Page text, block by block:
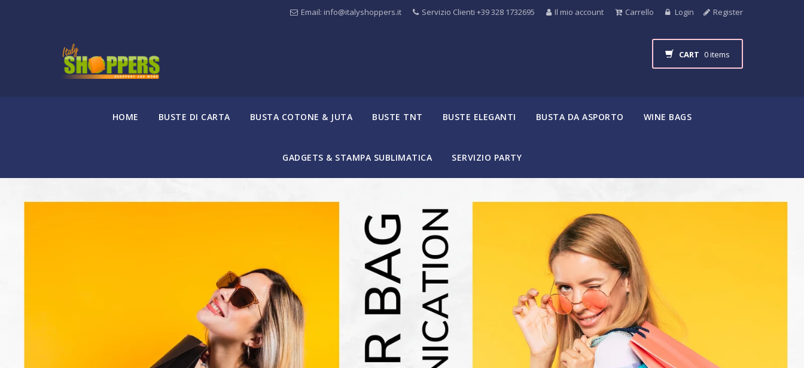
Email: info@italyshoppers.it Servizio Clienti +39 328 1732695 Il mio account Carrello Login Register
CART 0 items
HOME BUSTE DI CARTA BUSTA COTONE & JUTA BUSTE TNT BUSTE ELEGANTI BUSTA DA ASPORTO WINE BAGS
GADGETS & STAMPA SUBLIMATICA SERVIZIO PARTY